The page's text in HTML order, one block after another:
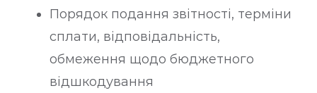
Порядок подання звітності, терміни
сплати, відповідальність,
обмеження щодо бюджетного
відшкодування